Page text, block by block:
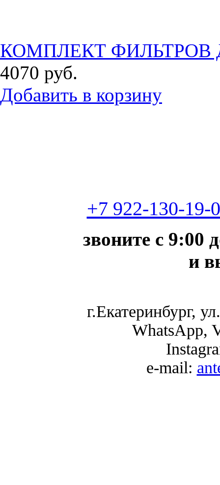
КОМПЛЕКТ ФИЛЬТРОВ
4070 руб.
Добавить в корзину
+7 922-130-19-
звоните с 9:00
и
г.Екатеринбург,
WhatsApp,
e-mail: